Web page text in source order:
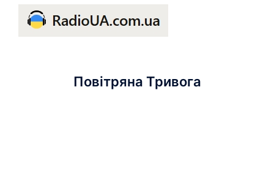
Повітряна Тривога